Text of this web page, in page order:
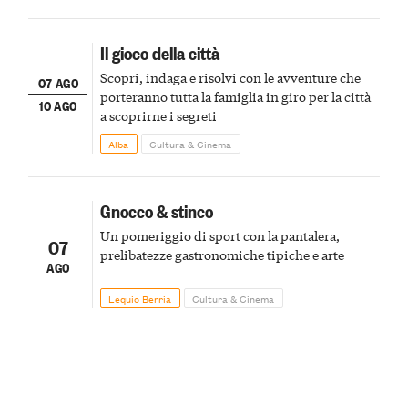
07 AGO
10 AGO
Il gioco della città
Scopri, indaga e risolvi con le avventure che
porteranno tutta la famiglia in giro per la città
a scoprirne i segreti
Alba Cultura & Cinema
07
AGO
Gnocco & stinco
Un pomeriggio di sport con la pantalera,
prelibatezze gastronomiche tipiche e arte
Lequio Berria Cultura & Cinema